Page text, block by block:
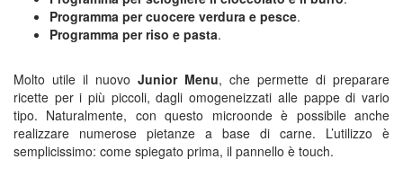
Programma per cuocere verdura e pesce.
Programma per riso e pasta.
Molto utile il nuovo Junior Menu, che permette di preparare
ricette per i più piccoli, dagli omogeneizzati alle pappe di vario
tipo. Naturalmente, con questo microonde è possibile anche
realizzare numerose pietanze a base di carne. L’utilizzo è
semplicissimo: come spiegato prima, il pannello è touch.